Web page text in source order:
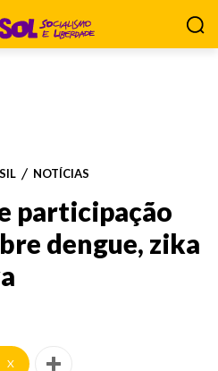
NOTÍCIAS
participação
dengue, zika
X